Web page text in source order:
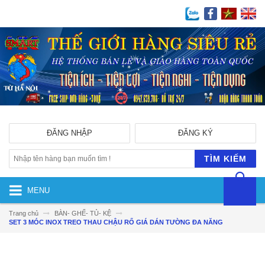
ĐĂNG KÝ
ĐĂNG NHẬP
TÌM KIẾM
MENU
Trang chủ
BÀN- GHẾ- TỦ- KỆ
SET 3 MÓC INOX TREO THAU CHẬU RỔ GIÁ DÁN TƯỜNG ĐA NĂNG